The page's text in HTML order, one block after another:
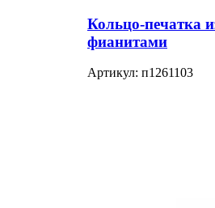
Кольцо-печатка
фианитами
Артикул: п1261103